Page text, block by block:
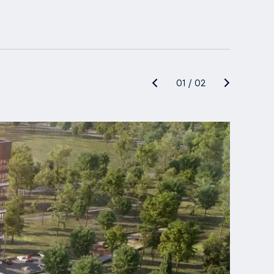
01 / 02